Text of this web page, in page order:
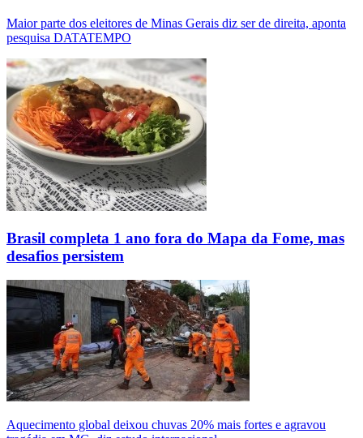
Maior parte dos eleitores de Minas Gerais diz ser de direita, aponta
pesquisa DATATEMPO
Brasil completa 1 ano fora do Mapa da Fome, mas
desafios persistem
Aquecimento global deixou chuvas 20% mais fortes e agravou